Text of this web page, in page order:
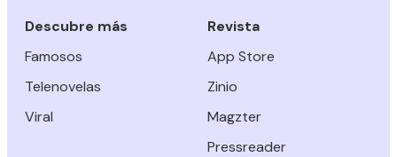
Descubre más
Famosos
Telenovelas
Viral
Revista
App Store
Zinio
Magzter
Pressreader